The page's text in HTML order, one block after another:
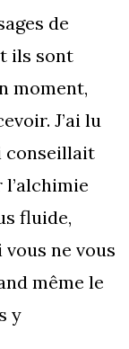
de
ils sont
moment,
J’ai lu
conseillait
l’alchimie
fluide,
ne vous
même le
y